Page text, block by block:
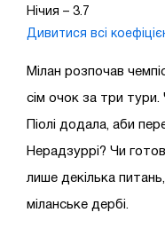
Нічия – 3.7
Дивитися всі
Мілан розпочав
сім очок за три
Піолі додала, аби
Нерадзуррі? Чи
лише декілька
міланське дербі.